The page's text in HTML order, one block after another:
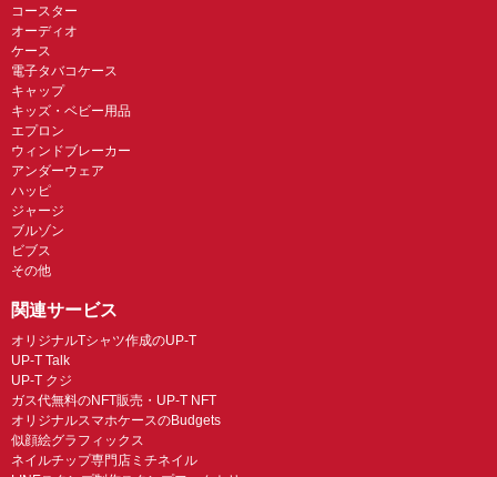
コースター
オーディオ
ケース
電子タバコケース
キャップ
キッズ・ベビー用品
エプロン
ウィンドブレーカー
アンダーウェア
ハッピ
ジャージ
ブルゾン
ビブス
その他
関連サービス
オリジナルTシャツ作成のUP-T
UP-T Talk
UP-T クジ
ガス代無料のNFT販売・UP-T NFT
オリジナルスマホケースのBudgets
似顔絵グラフィックス
ネイルチップ専門店ミチネイル